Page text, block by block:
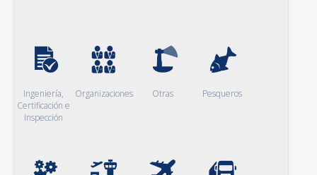
Ingeniería,
Certificación e
Inspección
Organizaciones Otras Pesqueros